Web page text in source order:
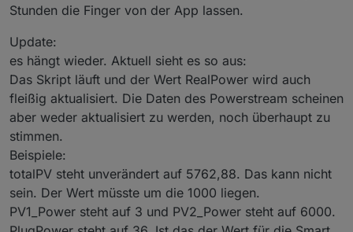
Stunden die Finger von der App lassen.
Update:
es hängt wieder. Aktuell sieht es so aus:
Das Skript läuft und der Wert RealPower wird auch
fleißig aktualisiert. Die Daten des Powerstream scheinen
aber weder aktualisiert zu werden, noch überhaupt zu
stimmen.
Beispiele:
totalPV steht unverändert auf 5762,88. Das kann nicht
sein. Der Wert müsste um die 1000 liegen.
PV1_Power steht auf 3 und PV2_Power steht auf 6000.